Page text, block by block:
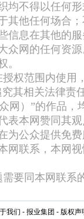
均不得以任何
其他任何场合
信息在其他的
众网的任何资
。
权范围内使用
其相关法律责
网）”的作品，
表本网赞同其
为公众提供免
网联系，本网
要同本网联系
我们 - 报业集团 - 版权声